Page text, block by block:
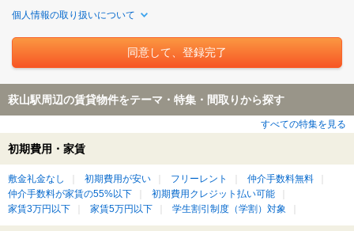
個人情報の取り扱いについて
萩山駅周辺の賃貸物件をテーマ・特集・間取りから探す
すべての特集を見る
初期費用・家賃
敷金礼金なし 初期費用が安い フリーレント
仲介手数料無料
仲介手数料が家賃の55%以下
初期費用クレジット払い可能
家賃3万円以下
家賃5万円以下 学生割引制度（学割）対象